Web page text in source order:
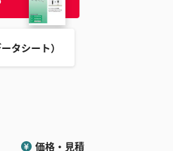
タシート）
価格・見積